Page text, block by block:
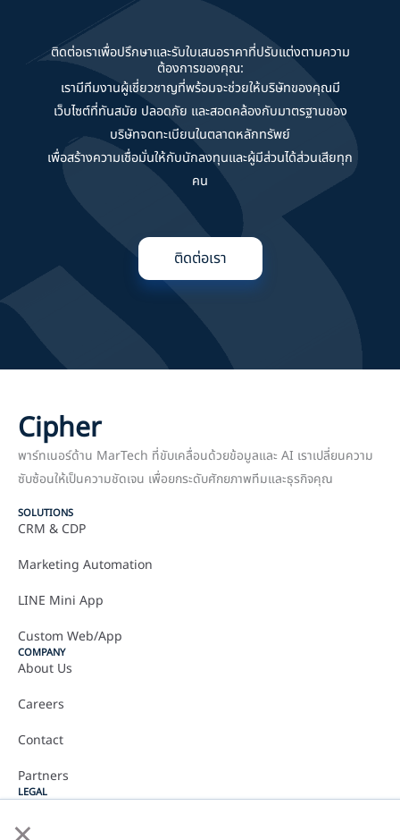
ติดต่อเราเพื่อปรึกษาและรับใบเสนอราคาที่ปรับแต่งตามความ
ต้องการของคุณ:
เรามีทีมงานผู้เชี่ยวชาญที่พร้อมจะช่วยให้บริษัทของคุณมี
เว็บไซต์ที่ทันสมัย ปลอดภัย และสอดคล้องกับมาตรฐานของ
บริษัทจดทะเบียนในตลาดหลักทรัพย์
เพื่อสร้างความเชื่อมั่นให้กับนักลงทุนและผู้มีส่วนได้ส่วนเสียทุก
คน
ติดต่อเรา
Cipher
พาร์ทเนอร์ด้าน MarTech ที่ขับเคลื่อนด้วยข้อมูลและ AI เราเปลี่ยนความ
ซับซ้อนให้เป็นความชัดเจน เพื่อยกระดับศักยภาพทีมและธุรกิจคุณ
SOLUTIONS
CRM & CDP
Marketing Automation
LINE Mini App
Custom Web/App
COMPANY
About Us
Careers
Contact
Partners
LEGAL